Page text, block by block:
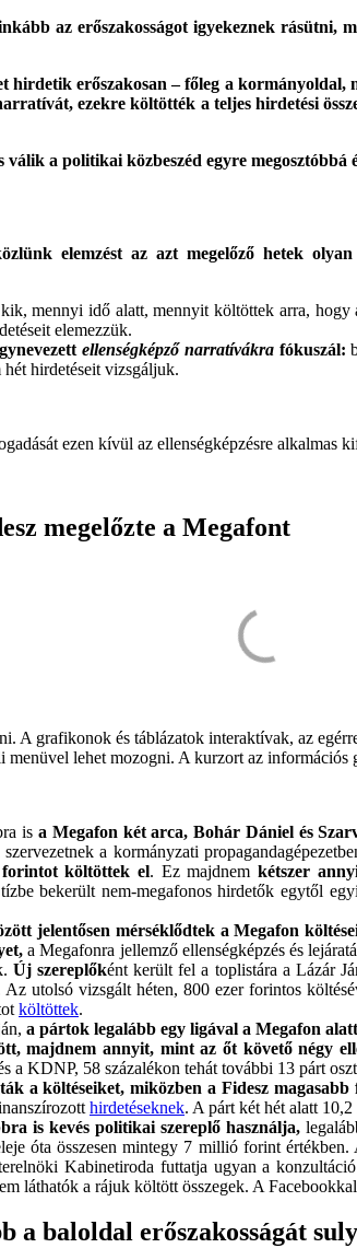
az erőszakosságot igyekeznek rásütni,
hirdetik erőszakosan – főleg a
ezekre költötték a teljes hirdetési
a politikai közbeszéd egyre megosztóbbá
elemzést az azt megelőző hetek
mennyi idő alatt, mennyit költöttek arra,
elemezzük.
ellenségképző narratívákrafókuszál:
hirdetéseit vizsgáljuk.
ezen kívül az ellenségképzésre
megelőzte a Megafont
A grafikonok és táblázatok interaktívak, az
lehet mozogni. A kurzort az
isa Megafon két arca, Bohár Dániel és
a kormányzati
költöttek el. Ez majdnem kétszer
bekerült nem-megafonos hirdetők egytől
jelentősen mérséklődtek a Megafon
a Megafonra jellemző ellenségképzés és
Új szereplőként került fel a toplistára a Lázár
utolsó vizsgált héten, 800 ezer forintos
költöttek.
a pártok legalább egy ligával a Megafon
majdnem annyit, mint az őt követő négy
a KDNP, 58 százalékon tehát további 13 párt
a költéseiket, miközben a Fidesz magasabb
hirdetéseknek. A párt két hét alatt
is kevés politikai szereplő használja,
óta összesen mintegy 7 millió forint értékben.
Kabinetiroda futtatja ugyan a
láthatók a rájuk költött összegek. A
a baloldal erőszakosságát